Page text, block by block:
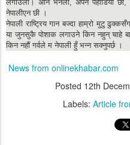
लगाउँला। अनि भनैंला, अपने पहाडिया
नेपालीएन छी ।
नेपाली राष्ट्रिय गान बज्दा हाम्रो मुटु
या जुनसुकै पोशाक लगाउने किन नहुन् चाहे
किन नहौं गर्वले म नेपाली हुँ भन्न सक्नुपर्छ ।
News from onlinekhabar.com
Posted 12th
Labels: Article